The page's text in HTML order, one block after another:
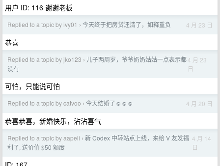
用户 ID: 116 谢谢老板
Replied to a topic by ivy01 › 今天终于把房贷还清了，如释重负 4 月 23 日
恭喜
Replied to a topic by jko123 › 儿子两周岁，爷爷奶奶姑姑一点表示都
没有
4 月 23
日
可怕，只能说可怕
Replied to a topic by catvoo › 今天结婚了☺️☺️☺️ 4 月 20 日
恭喜恭喜，新婚快乐，沾沾喜气
Replied to a topic by aapeli › 新 Codex 中转站点上线，来给 V 友发福
利了, 送价值 $50 额度
4 月 14
日